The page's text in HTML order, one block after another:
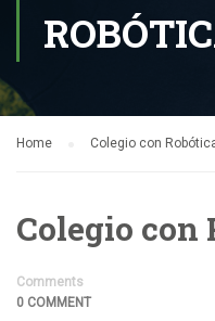
Home Colegio con
Colegio con
Comments
0 COMMENT